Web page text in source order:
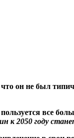
он не был
пользуется
к 2050 году